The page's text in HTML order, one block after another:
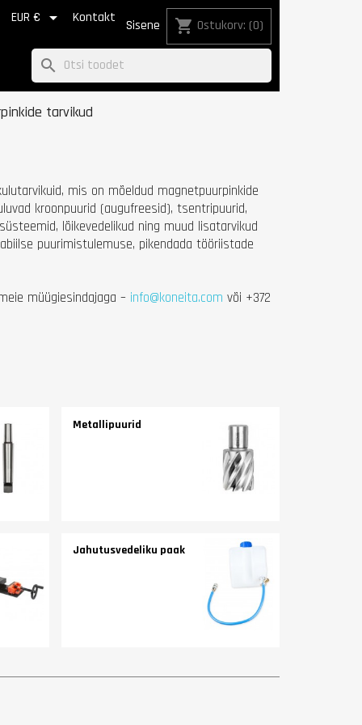
EUR €  Kontakt Sisene shopping_cart Ostukorv: (0)
search
tarvikud
mis on mõeldud magnetpuurpinkide
kroonpuurid (augufreesid), tsentripuurid,
lõikevedelikud ning muud lisatarvikud
puurimistulemuse, pikendada tööriistade
müügiesindajaga – info@koneita.com või +372
Metallipuurid
Jahutusvedeliku paak